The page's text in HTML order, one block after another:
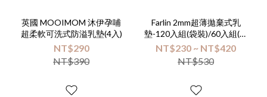
Farlin
MOOIMOM
英國 MOOIMOM 沐伊孕哺
超柔軟可洗式防溢乳墊(4入)
NT$290
NT$390
Farlin 2mm超薄拋棄式乳
墊-120入組(袋裝)/60入組(盒
裝)(多款選擇)
NT$230 ~ NT$420
NT$530